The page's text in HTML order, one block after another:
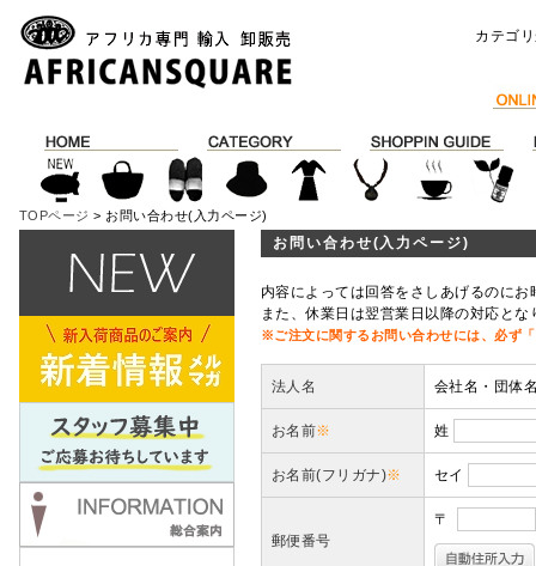
カテゴ
TOPページ > お問い合わせ(入力ページ)
お問い合わせ(入力ページ)
内容によっては回答をさしあげるのに
また、休業日は翌営業日以降の対応と
※ご注文に関するお問い合わせには、必ず
法人名 会社名・団体
お名前※ 姓
お名前(フリガナ)※ セイ
郵便番号
〒